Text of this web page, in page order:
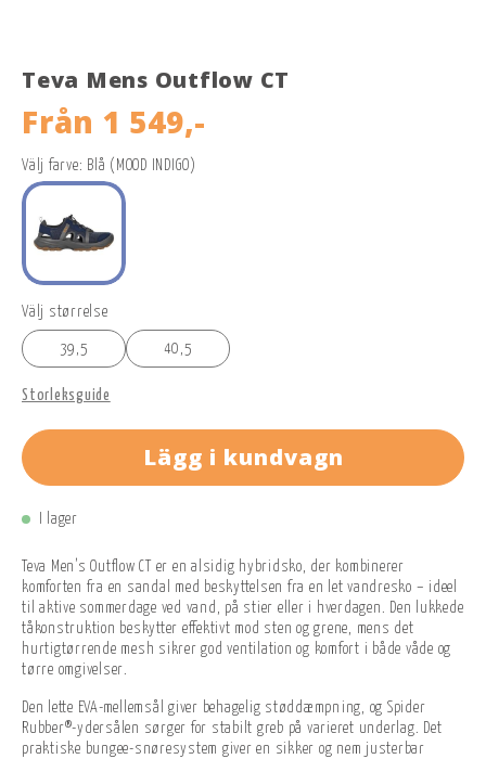
Teva Mens Outflow CT
Från 1 549,-
Välj farve: Blå (MOOD INDIGO)
Välj størrelse
39,5 40,5
Storleksguide
Lägg i kundvagn
I lager
Teva Men’s Outflow CT er en alsidig hybridsko, der kombinerer
komforten fra en sandal med beskyttelsen fra en let vandresko – ideel
til aktive sommerdage ved vand, på stier eller i hverdagen. Den lukkede
tåkonstruktion beskytter effektivt mod sten og grene, mens det
hurtigtørrende mesh sikrer god ventilation og komfort i både våde og
tørre omgivelser.
Den lette EVA-mellemsål giver behagelig støddæmpning, og Spider
Rubber®-ydersålen sørger for stabilt greb på varieret underlag. Det
praktiske bungee-snøresystem giver en sikker og nem justerbar